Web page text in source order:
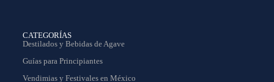
CATEGORÍAS
Destilados y Bebidas de Agave
Guías para Principiantes
Vendimias y Festivales en México